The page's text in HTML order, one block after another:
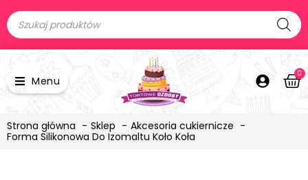
Menu
0
Strona główna Sklep
Akcesoria cukiernicze
Forma Silikonowa Do Izomaltu Koło Koła